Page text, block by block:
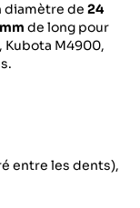
diamètre de 24
de long pour
Kubota M4900,
entre les dents),